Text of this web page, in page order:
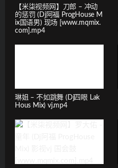
【米柒视频网】刀郎 – 冲动
的惩罚 (Dj阿福 ProgHouse M
ix国语男) 现场 [www.mqmix.
com].mp4
琳姐 – 不如跳舞 (Dj四眼 Lak
Hous Mix) vj.mp4